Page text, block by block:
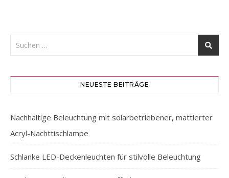
NEUESTE BEITRÄGE
Nachhaltige Beleuchtung mit solarbetriebener, mattierter
Acryl-Nachttischlampe
Schlanke LED-Deckenleuchten für stilvolle Beleuchtung